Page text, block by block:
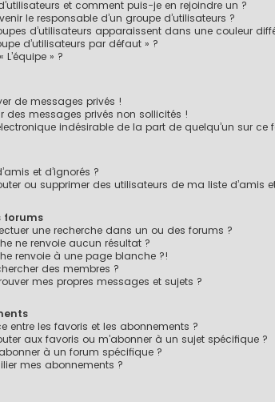
et comment puis-je en rejoindre un ?
le responsable d’un groupe d’utilisateurs ?
d’utilisateurs apparaissent dans une couleur
d’utilisateurs par défaut » ?
L’équipe » ?
de messages privés !
des messages privés non sollicités !
indésirable de la part de quelqu’un sur ce
et d’ignorés ?
ou supprimer des utilisateurs de ma liste d’amis
forums
une recherche dans un ou des forums ?
ne renvoie aucun résultat ?
renvoie à une page blanche ?!
des membres ?
mes propres messages et sujets ?
entre les favoris et les abonnements ?
aux favoris ou m’abonner à un sujet spécifique ?
à un forum spécifique ?
mes abonnements ?